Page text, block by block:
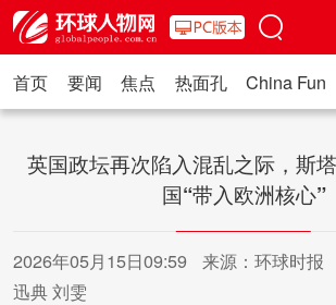
首页 要闻 焦点 热面孔 China Fun
英国政坛再次陷入混乱之际，斯
国“带入欧洲核心”
2026年05月15日09:59 来源：环球时报
迅典 刘雯